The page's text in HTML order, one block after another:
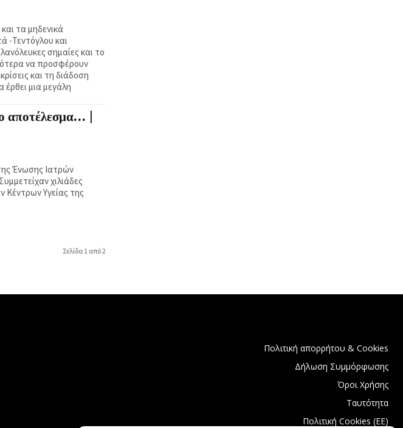
τα μηδενικά
-Τεντόγλου και
σημαίες και το
να προσφέρουν
και τη διάδοση
μια μεγάλη
αποτέλεσμα… |
Ένωσης Ιατρών
χιλιάδες
Κέντρων Υγείας της
Σελίδα 1 από 2
Πολιτική απορρήτου & Cookies
Δήλωση Συμμόρφωσης
Όροι Χρήσης
Ταυτότητα
Πολιτική Cookies (ΕΕ)